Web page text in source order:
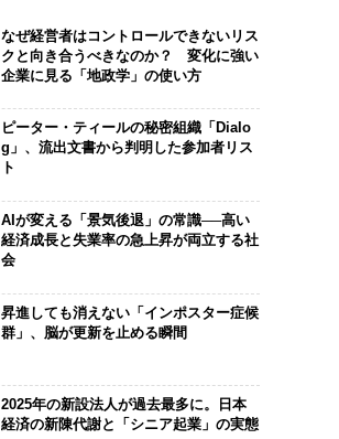
なぜ経営者はコントロールできないリス
クと向き合うべきなのか？ 変化に強い
企業に見る「地政学」の使い方
ピーター・ティールの秘密組織「Dialo
g」、流出文書から判明した参加者リス
ト
AIが変える「景気後退」の常識──高い
経済成長と失業率の急上昇が両立する社
会
昇進しても消えない「インポスター症候
群」、脳が更新を止める瞬間
2025年の新設法人が過去最多に。日本
経済の新陳代謝と「シニア起業」の実態